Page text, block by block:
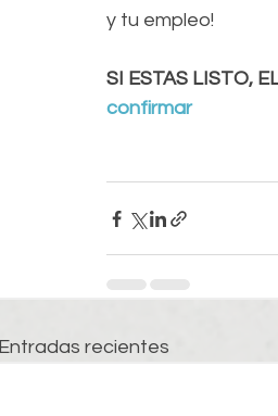
y tu empleo!
SI ESTAS LISTO,
confirmar
Entradas recientes